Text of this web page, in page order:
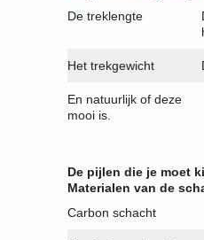
De treklengte
Het trekgewicht
En natuurlijk of deze
mooi is.
De pijlen die je moet
Materialen van de
Carbon schacht